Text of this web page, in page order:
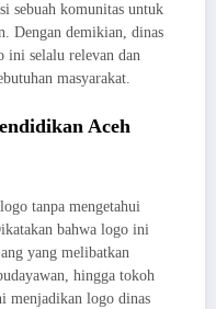
sebuah komunitas untuk
Dengan demikian, dinas
ini selalu relevan dan
masyarakat.
Aceh
tanpa mengetahui
bahwa logo ini
yang melibatkan
hingga tokoh
menjadikan logo dinas